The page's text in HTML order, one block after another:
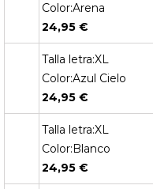
Color:Arena
24,95 €
Talla letra:XL
Color:Azul Cielo
24,95 €
Talla letra:XL
Color:Blanco
24,95 €